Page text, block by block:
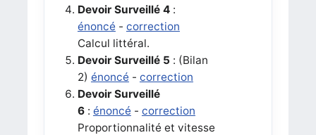
Devoir Surveillé 4:
énoncé - correction
Calcul littéral.
Devoir Surveillé 5 : (Bilan
2) énoncé - correction
Devoir Surveillé
6: énoncé - correction
Proportionnalité et vitesse